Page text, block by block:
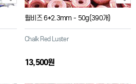
휠비즈 6*2.3mm - 50g(390개)
Chalk Red Luster
13,500원